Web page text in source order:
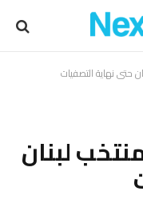
حتى نهاية التصفيات
لبنان